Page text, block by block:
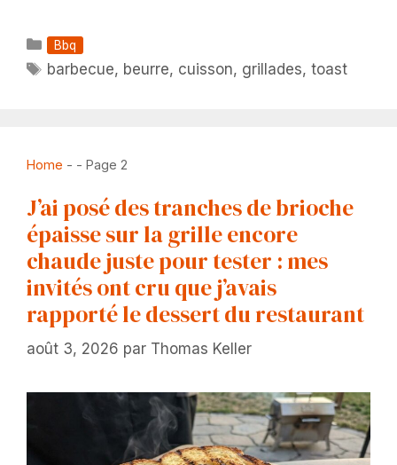
Catégories
Bbq
Étiquettes
barbecue, beurre, cuisson, grillades,toast
Home - - Page 2
J’ai posé des tranches de brioche
épaisse sur la grille encore
chaude juste pour tester : mes
invités ont cru que j’avais
rapporté le dessert du restaurant
août 3, 2026 par Thomas Keller